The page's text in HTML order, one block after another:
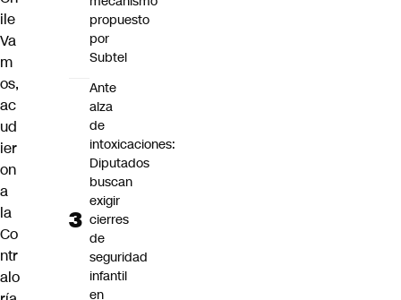
ile
Va
m
os,
ac
ud
ier
on
a
la
Co
ntr
alo
propuesto
por
Subtel
Ante
alza
de
intoxicaciones:
Diputados
buscan
exigir
cierres
de
seguridad
infantil
en